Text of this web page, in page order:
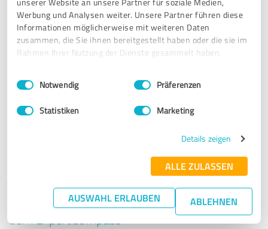
Werbung und Analysen weiter. Unsere Partner führen diese
Informationen möglicherweise mit weiteren Daten
zusammen, die Sie ihnen bereitgestellt haben oder die sie im
Rahmen Ihrer Nutzung der Dienste gesammelt haben.
Impressum Datenschutzbestimmungen
Einwilligungsauswahl
Notwendig Präferenzen
Statistiken Marketing
Details zeigen
ALLE ZULASSEN
AUSWAHL ERLAUBEN ABLEHNEN
Erfahrungen zu weiteren
Anbietern aus dem Bereich
Coaching
Robert Nytz
Tipp: Die passenden Experten finden - mit
dem ExpertCompass